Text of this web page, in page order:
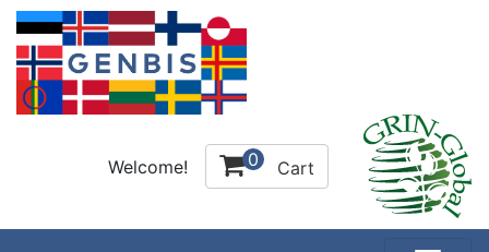
Welcome! 0 Cart